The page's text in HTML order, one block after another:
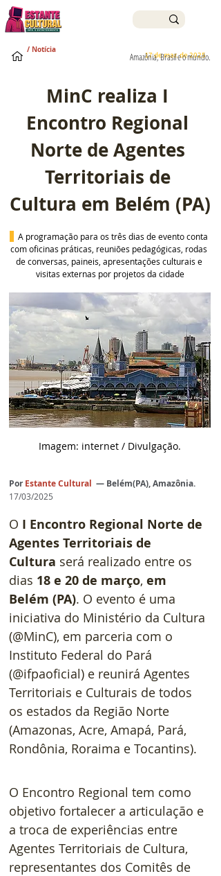
17 de mar. de 2025
Amazônia, Brasil e o mundo.
/ Notícia
MinC realiza I
Encontro Regional
Norte de Agentes
Territoriais de
Cultura em Belém (PA)
A programação para os três dias de evento conta
com oficinas práticas, reuniões pedagógicas, rodas
de conversas, paineis, apresentações culturais e
visitas externas por projetos da cidade
Imagem: internet / Divulgação.
Por Estante Cultural — Belém(PA), Amazônia.
17/03/2025
O I Encontro Regional Norte de
Agentes Territoriais de
Cultura será realizado entre os
dias 18 e 20 de março, em
Belém (PA). O evento é uma
iniciativa do Ministério da Cultura
(@MinC), em parceria com o
Instituto Federal do Pará
(@ifpaoficial) e reunirá Agentes
Territoriais e Culturais de todos
os estados da Região Norte
(Amazonas, Acre, Amapá, Pará,
Rondônia, Roraima e Tocantins).
O Encontro Regional tem como
objetivo fortalecer a articulação e
a troca de experiências entre
Agentes Territoriais de Cultura,
representantes dos Comitês de